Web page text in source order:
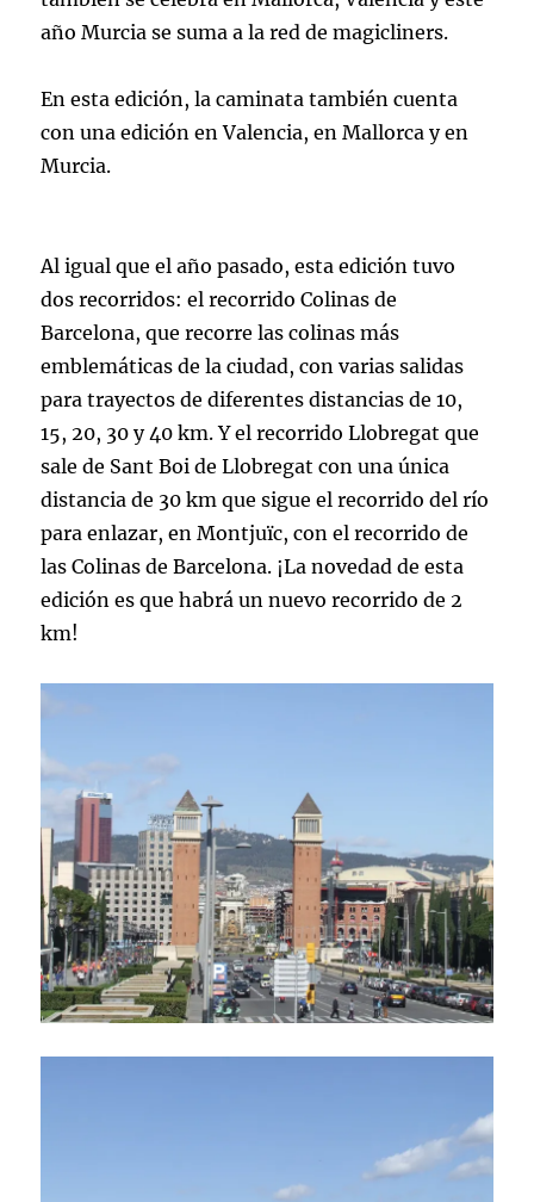
año Murcia se suma a la red de magicliners.
En esta edición, la caminata también cuenta
con una edición en Valencia, en Mallorca y en
Murcia.
Al igual que el año pasado, esta edición tuvo
dos recorridos: el recorrido Colinas de
Barcelona, que recorre las colinas más
emblemáticas de la ciudad, con varias salidas
para trayectos de diferentes distancias de 10,
15, 20, 30 y 40 km. Y el recorrido Llobregat que
sale de Sant Boi de Llobregat con una única
distancia de 30 km que sigue el recorrido del río
para enlazar, en Montjuïc, con el recorrido de
las Colinas de Barcelona. ¡La novedad de esta
edición es que habrá un nuevo recorrido de 2
km!